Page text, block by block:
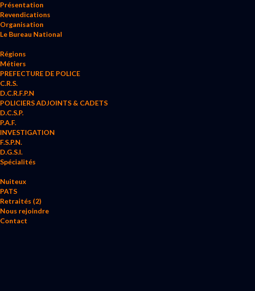
Présentation
Revendications
Organisation
Le Bureau National
Régions
Métiers
PREFECTURE DE POLICE
C.R.S.
D.C.R.F.P.N
POLICIERS ADJOINTS & CADETS
D.C.S.P.
P.A.F.
INVESTIGATION
F.S.P.N.
D.G.S.I.
Spécialités
Nuiteux
PATS
Retraités (2)
Nous rejoindre
Contact